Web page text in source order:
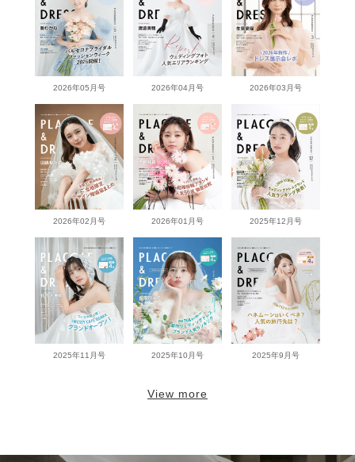
2026年05月号 2026年04月号 2026年03月号
2026年02月号 2026年01月号 2025年12月号
2025年11月号 2025年10月号 2025年9月号
View more